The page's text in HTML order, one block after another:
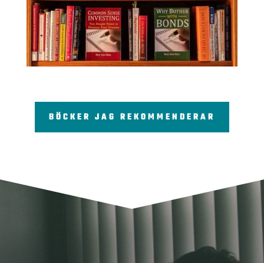
BÖCKER JAG REKOMMENDERAR